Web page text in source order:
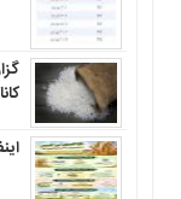
کانال ۴۵۰ تا